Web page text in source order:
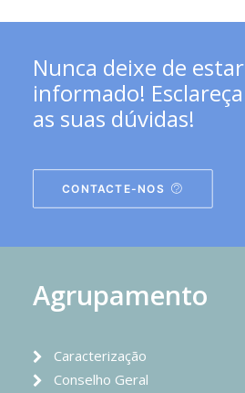
Nunca deixe de estar
informado! Esclareça
as suas dúvidas!
CONTACTE-NOS
Agrupamento
Caracterização
Conselho Geral